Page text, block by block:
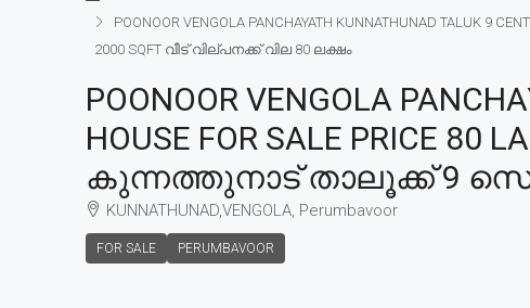
POONOOR VENGOLA PANCHAYATH KUNNATHUNAD
2000 SQFT വീട് വില്പനക്ക് വില 80 ലക്ഷം
POONOOR VENGOLA
HOUSE FOR SALE
കുന്നത്തുനാട് താലൂക്ക് 9
KUNNATHUNAD,VENGOLA, Perumbavoor
FOR SALE PERUMBAVOOR